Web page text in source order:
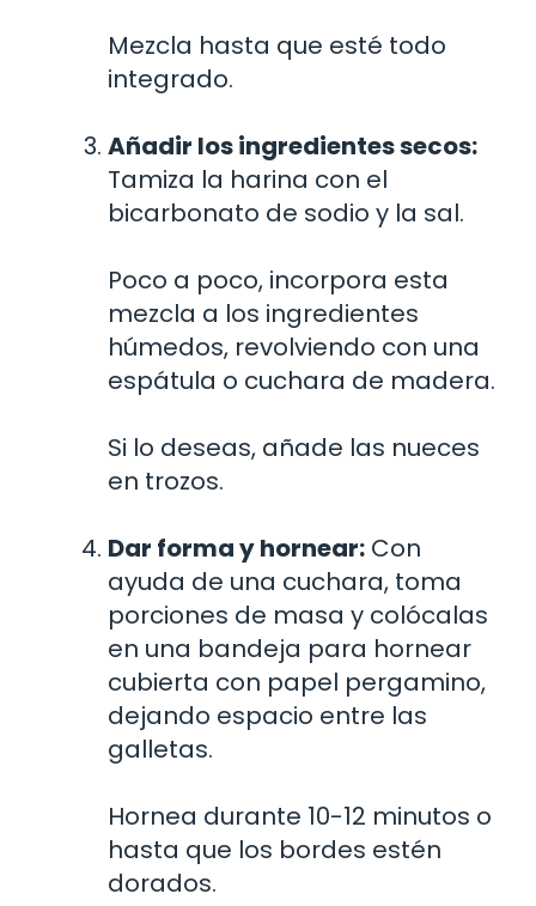
Mezcla hasta que esté todo
integrado.
Añadir los ingredientes secos:
Tamiza la harina con el
bicarbonato de sodio y la sal.
Poco a poco, incorpora esta
mezcla a los ingredientes
húmedos, revolviendo con una
espátula o cuchara de madera.
Si lo deseas, añade las nueces
en trozos.
Dar forma y hornear: Con
ayuda de una cuchara, toma
porciones de masa y colócalas
en una bandeja para hornear
cubierta con papel pergamino,
dejando espacio entre las
galletas.
Hornea durante 10-12 minutos o
hasta que los bordes estén
dorados.